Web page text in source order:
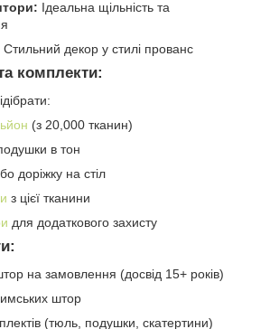
Ідеальна щільність та
Стильний декор у стилі прованс
комплекти:
(з 20,000 тканин)
в тон
доріжку на стіл
з цієї тканини
для додаткового захисту
на замовлення (досвід 15+ років)
штор
(тюль, подушки, скатертини)